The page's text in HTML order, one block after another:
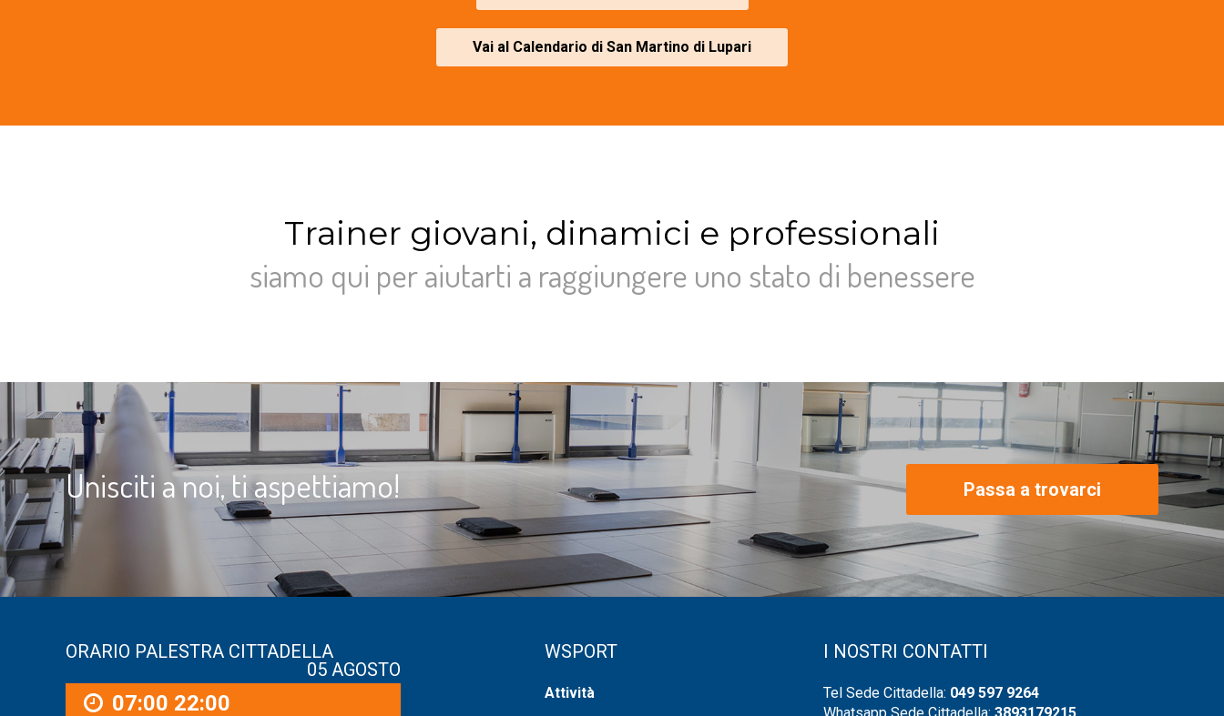
Vai al Calendario di San Martino di Lupari
Trainer giovani, dinamici e professionali
siamo qui per aiutarti a raggiungere uno stato di benessere
Unisciti a noi, ti aspettiamo! Passa a trovarci
ORARIO PALESTRA CITTADELLA
05 AGOSTO
07:00 22:00
WSPORT
Attività
I NOSTRI CONTATTI
Tel Sede Cittadella: 049 597 9264